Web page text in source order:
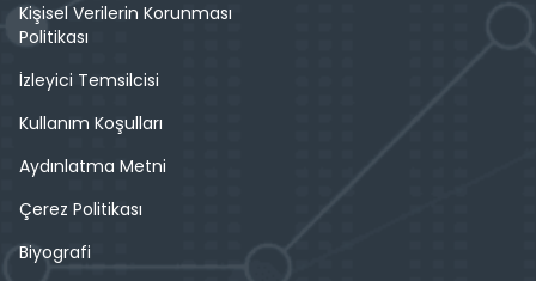
Kişisel Verilerin Korunması
Politikası
İzleyici Temsilcisi
Kullanım Koşulları
Aydınlatma Metni
Çerez Politikası
Biyografi